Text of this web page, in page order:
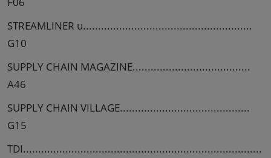
STREAMLINER u........................................................
G10
SUPPLY CHAIN MAGAZINE.......................................
A46
SUPPLY CHAIN VILLAGE...........................................
G15
TDI...............................................................................